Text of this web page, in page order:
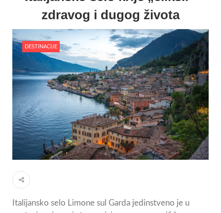
zdravog i dugog života
DESTINACIJE
Italijansko selo Limone sul Garda jedinstveno je u